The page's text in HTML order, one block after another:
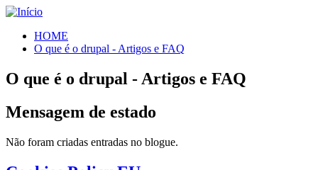
HOME
O que é o drupal - Artigos e FAQ
O que é o drupal - Artigos e FAQ
Mensagem de estado
Não foram criadas entradas no blogue.